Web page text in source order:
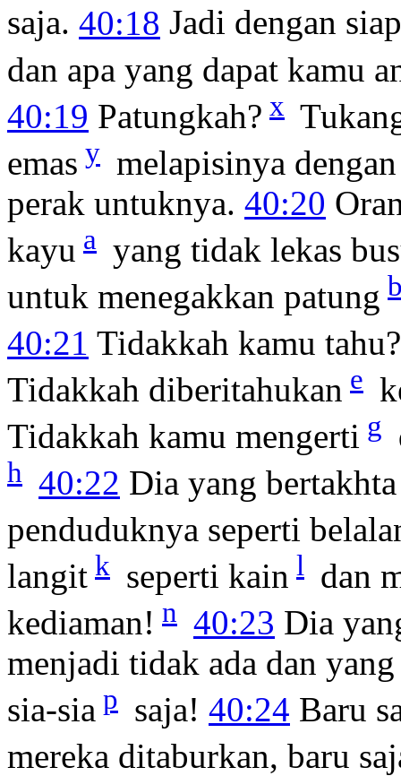
saja. 40:18 Jadi dengan
dan apa yang dapat kamu
40:19 Patungkah? x
emas y melapisinya
perak untuknya. 40:20
kayu a yang tidak lekas
untuk menegakkan patung
40:21 Tidakkah kamu
Tidakkah diberitahukan e
Tidakkah kamu mengerti g
h 40:22 Dia yang bertakhta
penduduknya seperti
langit k seperti kain l
dan
kediaman! n 40:23 Dia
menjadi tidak ada dan
sia-sia p saja! 40:24 Baru
mereka ditaburkan, baru